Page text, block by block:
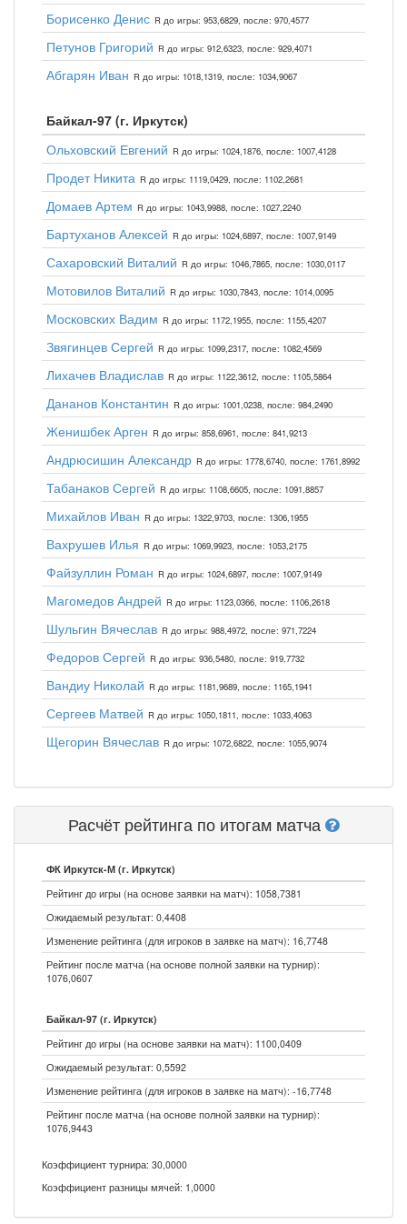
Борисенко Денис R до игры: 953,6829, после: 970,4577
Петунов Григорий R до игры: 912,6323, после: 929,4071
Абгарян Иван R до игры: 1018,1319, после: 1034,9067
Байкал-97 (г. Иркутск)
Ольховский Евгений R до игры: 1024,1876, после: 1007,4128
Продет Никита R до игры: 1119,0429, после: 1102,2681
Домаев Артем R до игры: 1043,9988, после: 1027,2240
Бартуханов Алексей R до игры: 1024,6897, после: 1007,9149
Сахаровский Виталий R до игры: 1046,7865, после: 1030,0117
Мотовилов Виталий R до игры: 1030,7843, после: 1014,0095
Московских Вадим R до игры: 1172,1955, после: 1155,4207
Звягинцев Сергей R до игры: 1099,2317, после: 1082,4569
Лихачев Владислав R до игры: 1122,3612, после: 1105,5864
Дананов Константин R до игры: 1001,0238, после: 984,2490
Женишбек Арген R до игры: 858,6961, после: 841,9213
Андрюсишин Александр R до игры: 1778,6740, после: 1761,8992
Табанаков Сергей R до игры: 1108,6605, после: 1091,8857
Михайлов Иван R до игры: 1322,9703, после: 1306,1955
Вахрушев Илья R до игры: 1069,9923, после: 1053,2175
Файзуллин Роман R до игры: 1024,6897, после: 1007,9149
Магомедов Андрей R до игры: 1123,0366, после: 1106,2618
Шульгин Вячеслав R до игры: 988,4972, после: 971,7224
Федоров Сергей R до игры: 936,5480, после: 919,7732
Вандиу Николай R до игры: 1181,9689, после: 1165,1941
Сергеев Матвей R до игры: 1050,1811, после: 1033,4063
Щегорин Вячеслав R до игры: 1072,6822, после: 1055,9074
Расчёт рейтинга по итогам матча
ФК Иркутск-М (г. Иркутск)
Рейтинг до игры (на основе заявки на матч): 1058,7381
Ожидаемый результат: 0,4408
Изменение рейтинга (для игроков в заявке на матч): 16,7748
Рейтинг после матча (на основе полной заявки на турнир):
1076,0607
Байкал-97 (г. Иркутск)
Рейтинг до игры (на основе заявки на матч): 1100,0409
Ожидаемый результат: 0,5592
Изменение рейтинга (для игроков в заявке на матч): -16,7748
Рейтинг после матча (на основе полной заявки на турнир):
1076,9443
Коэффициент турнира: 30,0000
Коэффициент разницы мячей: 1,0000